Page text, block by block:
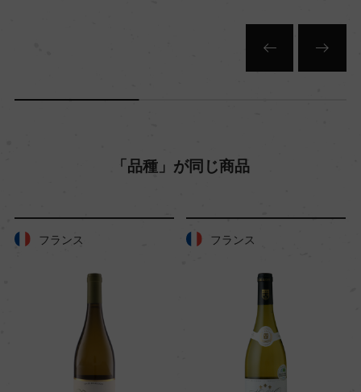
「品種」が同じ商品
フランス フランス